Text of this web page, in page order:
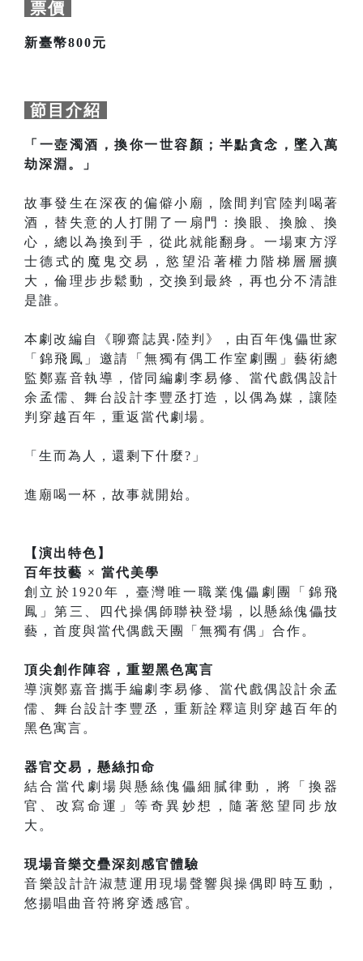
票價
新臺幣800元
節目介紹
「一壺濁酒，換你一世容顏；半點貪念，墜入萬
劫深淵。」
故事發生在深夜的偏僻小廟，陰間判官陸判喝著
酒，替失意的人打開了一扇門：換眼、換臉、換
心，總以為換到手，從此就能翻身。一場東方浮
士德式的魔鬼交易，慾望沿著權力階梯層層擴
大，倫理步步鬆動，交換到最終，再也分不清誰
是誰。
本劇改編自《聊齋誌異‧ 陸判》，由百年傀儡世家
「錦飛鳳」邀請「無獨有偶工作室劇團」藝術總
監鄭嘉音執導，偕同編劇李易修、當代戲偶設計
余孟儒、舞台設計李豐丞打造，以偶為媒，讓陸
判穿越百年，重返當代劇場。
「生而為人，還剩下什麼?」
進廟喝一杯，故事就開始。
【演出特色】
百年技藝 × 當代美學
創立於1920年，臺灣唯一職業傀儡劇團「錦飛
鳳」第三、四代操偶師聯袂登場，以懸絲傀儡技
藝，首度與當代偶戲天團「無獨有偶」合作。
頂尖創作陣容，重塑黑色寓言
導演鄭嘉音攜手編劇李易修、當代戲偶設計余孟
儒、舞台設計李豐丞，重新詮釋這則穿越百年的
黑色寓言。
器官交易，懸絲扣命
結合當代劇場與懸絲傀儡細膩律動，將「換器
官、改寫命運」等奇異妙想，隨著慾望同步放
大。
現場音樂交疊深刻感官體驗
音樂設計許淑慧運用現場聲響與操偶即時互動，
悠揚唱曲音符將穿透感官。